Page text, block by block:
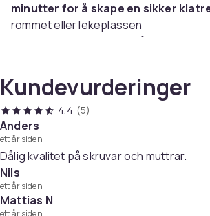
minutter for å skape en sikker
rommet eller lekeplassen
- klatrehåndtak er
fast grep, noe som eliminerer risikoen
eller føtter sklir
*egnet for ditt barn
- takket være
av former og farger, utvikler klatregrå
koordinasjon, styrke og smidighet, og
både nybegynnere og mer erfarne
* UV-motstand
– steinene er
stråling, så de kan brukes både
Kundevurderinger
4,4 (5)
Anders
ett år siden
Dålig kvalitet på skruvar och muttrar.
Nils
ett år siden
Mattias N
ett år siden